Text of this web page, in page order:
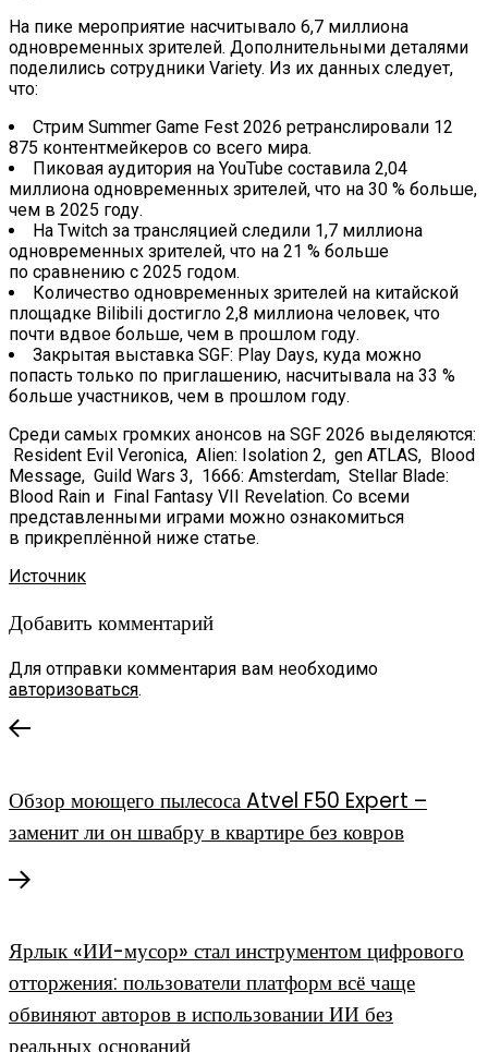
На пике мероприятие насчитывало 6,7 миллиона
одновременных зрителей. Дополнительными деталями
поделились сотрудники Variety. Из их данных следует,
что:
Стрим Summer Game Fest 2026 ретранслировали 12
875 контентмейкеров со всего мира.
Пиковая аудитория на YouTube составила 2,04
миллиона одновременных зрителей, что на 30 % больше,
чем в 2025 году.
На Twitch за трансляцией следили 1,7 миллиона
одновременных зрителей, что на 21 % больше
по сравнению с 2025 годом.
Количество одновременных зрителей на китайской
площадке Bilibili достигло 2,8 миллиона человек, что
почти вдвое больше, чем в прошлом году.
Закрытая выставка SGF: Play Days, куда можно
попасть только по приглашению, насчитывала на 33 %
больше участников, чем в прошлом году.
Среди самых громких анонсов на SGF 2026 выделяются:
Resident Evil Veronica, Alien: Isolation 2, gen ATLAS, Blood
Message, Guild Wars 3, 1666: Amsterdam, Stellar Blade:
Blood Rain и Final Fantasy VII Revelation. Со всеми
представленными играми можно ознакомиться
в прикреплённой ниже статье.
Источник
Добавить комментарий
Для отправки комментария вам необходимо
авторизоваться.
Обзор моющего пылесоса Atvel F50 Expert –
заменит ли он швабру в квартире без ковров
Ярлык «ИИ-мусор» стал инструментом цифрового
отторжения: пользователи платформ всё чаще
обвиняют авторов в использовании ИИ без